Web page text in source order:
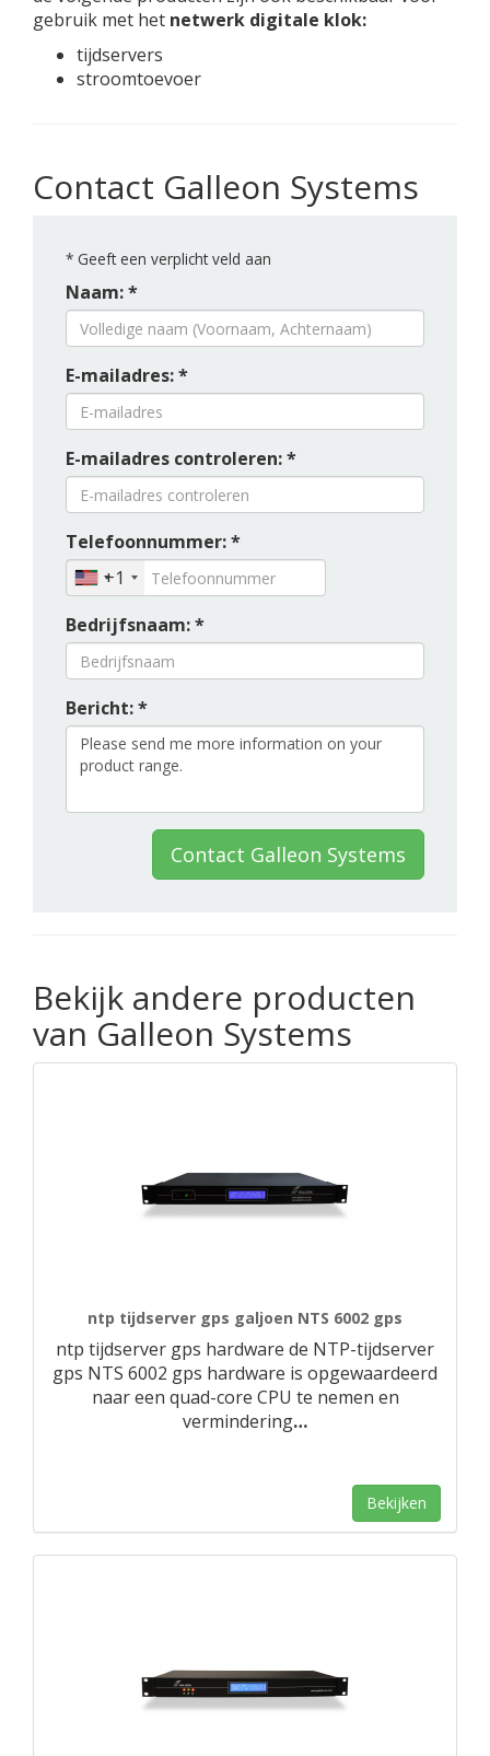
gebruik met het netwerk digitale klok:
tijdservers
stroomtoevoer
Contact Galleon Systems
* Geeft een verplicht veld aan
Naam: *
E-mailadres: *
E-mailadres controleren: *
Telefoonnummer: *
+1
Bedrijfsnaam: *
Bericht: *
Contact Galleon Systems
Bekijk andere producten
van Galleon Systems
ntp tijdserver gps galjoen NTS 6002 gps
ntp tijdserver gps hardware de NTP-tijdserver
gps NTS 6002 gps hardware is opgewaardeerd
naar een quad-core CPU te nemen en
vermindering…
Bekijken